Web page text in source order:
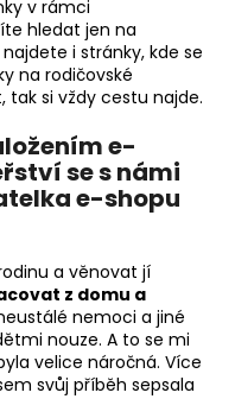
v rámci
hledat jen na
i stránky, kde se
na rodičovské
si vždy cestu najde.
e-
se s námi
e-shopu
a věnovat jí
z domu a
nemoci a jiné
nouze. A to se mi
velice náročná. Více
svůj příběh sepsala